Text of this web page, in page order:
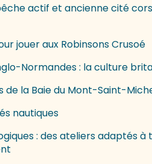
actif et ancienne cité
jouer aux Robinsons Crusoé
Normandes : la culture
de la Baie du Mont-Saint-
nautiques
: des ateliers adaptés